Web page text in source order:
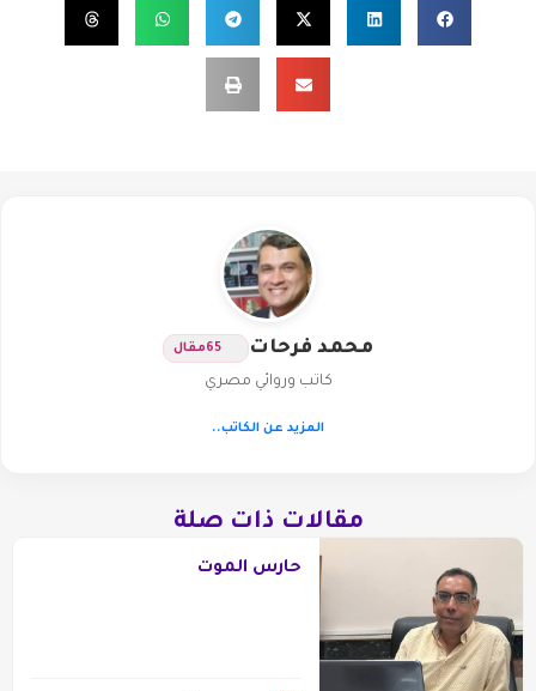
محمد فرحات 65مقال
كاتب وروائي مصري
المزيد عن الكاتب..
مقالات ذات صلة
حارس الموت